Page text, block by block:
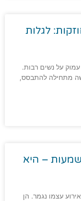
לגלות
על נשים רבות.
מתחילה להתבסס,
– היא
עצמו נגמר. הן